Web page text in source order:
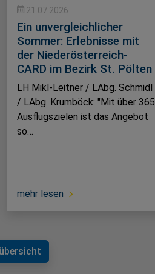
21.07.2026
Ein unvergleichlicher
Sommer: Erlebnisse mit
der Niederösterreich-
CARD im Bezirk St. Pölten
LH Mikl-Leitner / LAbg. Schmidl
/ LAbg. Krumböck: "Mit über 365
Ausflugszielen ist das Angebot
so…
mehr lesen